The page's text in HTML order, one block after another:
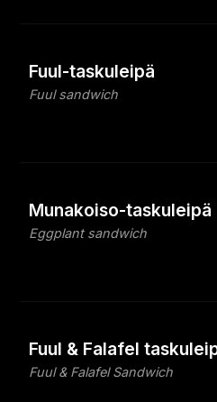
Fuul-taskuleipä
Fuul sandwich
Munakoiso-taskuleipä
Eggplant sandwich
Fuul & Falafel
Fuul & Falafel Sandwich